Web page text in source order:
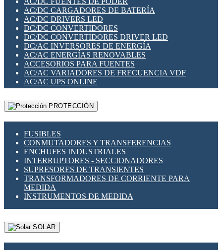
SWITCH Y MICROSWITCH
TARJETAS PI
UNIÓN Y DERIVACIÓN DE CABLE
PLACAS MODULARES IOT
SWITCHES Y REDES WIFI
SOLUCIONES IOT
SOLUCIONES LORAWAN
SOLUCIONES RED CELULAR
SEGURIDAD PARA REDES
SWITCHES LAN
TELEFONÍA IP (VOIP)
VIGILANCIA IP (CCTV)
MESHTASTIC
AC/DC CARGADORES DE BATERÍA
AC/DC DRIVERS LED
DC/DC CONVERTIDORES
DC/DC CONVERTIDORES DRIVER LED
DC/AC INVERSORES DE ENERGÍA
AC/AC ENERGÍAS RENOVABLES
ACCESORIOS PARA FUENTES
AC/AC VARIADORES DE FRECUENCIA VDF
AC/AC UPS ONLINE
PROTECCIÓN
FUSIBLES
CONMUTADORES Y TRANSFERENCIAS
ENCHUFES INDUSTRIALES
INTERRUPTORES - SECCIONADORES
SUPRESORES DE TRANSIENTES
TRANSFORMADORES DE CORRIENTE PARA
MEDIDA
INSTRUMENTOS DE MEDIDA
SOLAR